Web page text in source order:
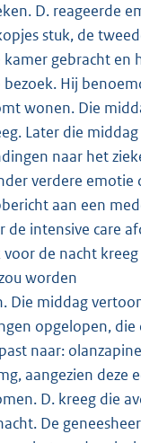
D. reageerde
stuk, de
gebracht
Hij
wonen. Die
Later die
naar het
verdere
aan een
intensive care
de nacht
worden
Die middag
opgelopen,
naar:
aangezien
D. kreeg die
De